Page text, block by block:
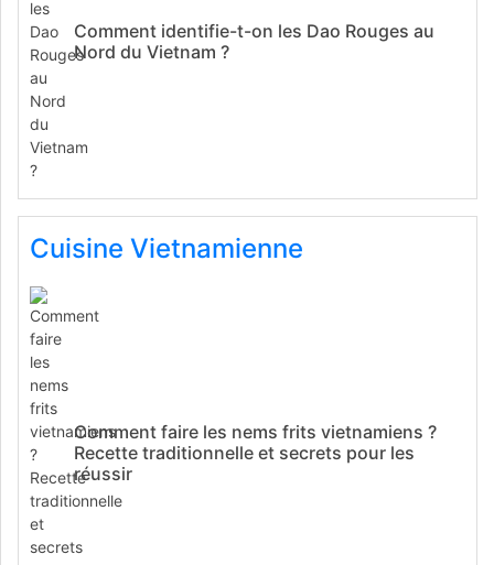
Comment identifie-t-on les Dao Rouges au
Nord du Vietnam ?
Cuisine Vietnamienne
Comment faire les nems frits vietnamiens ?
Recette traditionnelle et secrets pour les
réussir